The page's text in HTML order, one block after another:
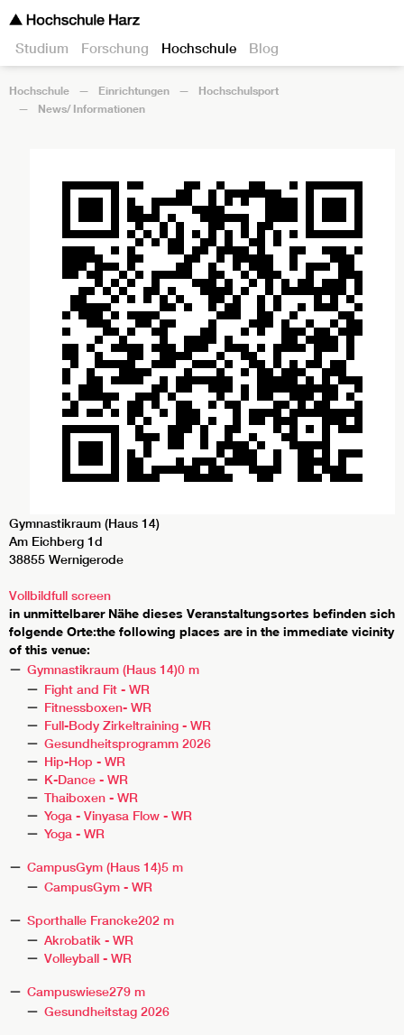
Studium Forschung Hochschule Blog
Hochschule Einrichtungen
Hochschulsport
News/ Informationen
Gymnastikraum (Haus 14)
Am Eichberg 1d
38855 Wernigerode
Vollbildfull screen
in unmittelbarer Nähe dieses Veranstaltungsortes befinden sich
folgende Orte:the following places are in the immediate vicinity
of this venue:
Gymnastikraum (Haus 14)0 m
Fight and Fit - WR
Fitnessboxen- WR
Full-Body Zirkeltraining - WR
Gesundheitsprogramm 2026
Hip-Hop - WR
K-Dance - WR
Thaiboxen - WR
Yoga - Vinyasa Flow - WR
Yoga - WR
CampusGym (Haus 14)5 m
CampusGym - WR
Sporthalle Francke202 m
Akrobatik - WR
Volleyball - WR
Campuswiese279 m
Gesundheitstag 2026